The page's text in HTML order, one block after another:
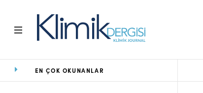
Ana Sayfa
EN ÇOK OKUNANLAR